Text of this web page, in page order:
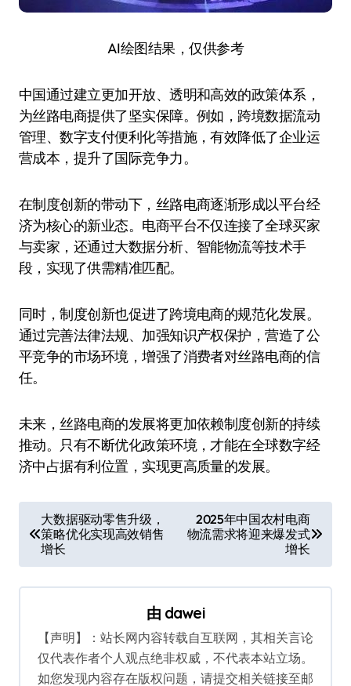
AI绘图结果，仅供参考
中国通过建立更加开放、透明和高效的政策体系，
为丝路电商提供了坚实保障。例如，跨境数据流动
管理、数字支付便利化等措施，有效降低了企业运
营成本，提升了国际竞争力。
在制度创新的带动下，丝路电商逐渐形成以平台经
济为核心的新业态。电商平台不仅连接了全球买家
与卖家，还通过大数据分析、智能物流等技术手
段，实现了供需精准匹配。
同时，制度创新也促进了跨境电商的规范化发展。
通过完善法律法规、加强知识产权保护，营造了公
平竞争的市场环境，增强了消费者对丝路电商的信
任。
未来，丝路电商的发展将更加依赖制度创新的持续
推动。只有不断优化政策环境，才能在全球数字经
济中占据有利位置，实现更高质量的发展。
章
导
航
大数据驱动零售升级，
策略优化实现高效销售
增长
2025年中国农村电商
物流需求将迎来爆发式
增长
由 dawei
【声明】：站长网内容转载自互联网，其相关言论
仅代表作者个人观点绝非权威，不代表本站立场。
如您发现内容存在版权问题，请提交相关链接至邮